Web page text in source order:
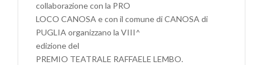
collaborazione con la PRO
LOCO CANOSA e con il comune di CANOSA di
PUGLIA organizzano la VIII^
edizione del
PREMIO TEATRALE RAFFAELE LEMBO.